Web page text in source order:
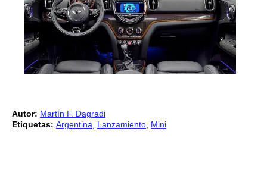
Autor: Martín F. Dagradi
Etiquetas: Argentina Lanzamiento Mini